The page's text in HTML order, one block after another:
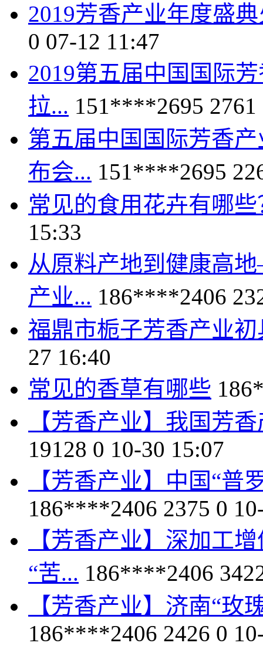
2019芳香产业年度盛
0 07-12 11:47
2019第五届中国国际
拉... 151****2695 2761
第五届中国国际芳香
布会... 151****2695
常见的食用花卉有哪些
15:33
从原料产地到健康高
产业... 186****2406
福鼎市栀子芳香产业
27 16:40
常见的香草有哪些
【芳香产业】我国芳
19128 0 10-30 15:07
【芳香产业】中国“普
186****2406 2375 0
【芳香产业】深加工
“苦... 186****2406
【芳香产业】济南“玫
186****2406 2426 0